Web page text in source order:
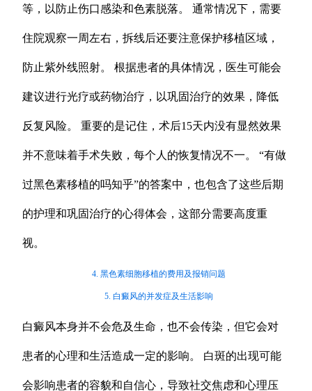
等，以防止伤口感染和色素脱落。 通常情况下，需要
住院观察一周左右，拆线后还要注意保护移植区域，
防止紫外线照射。 根据患者的具体情况，医生可能会
建议进行光疗或药物治疗，以巩固治疗的效果，降低
反复风险。 重要的是记住，术后15天内没有显然效果
并不意味着手术失败，每个人的恢复情况不一。 “有做
过黑色素移植的吗知乎”的答案中，也包含了这些后期
的护理和巩固治疗的心得体会，这部分需要高度重
视。
4. 黑色素细胞移植的费用及报销问题
5. 白癜风的并发症及生活影响
白癜风本身并不会危及生命，也不会传染，但它会对
患者的心理和生活造成一定的影响。 白斑的出现可能
会影响患者的容貌和自信心，导致社交焦虑和心理压